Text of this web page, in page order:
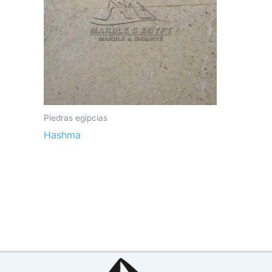
Piedras egipcias
Hashma